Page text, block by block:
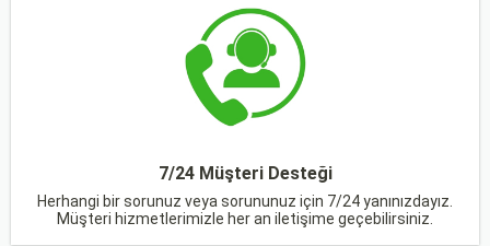
7/24 Müşteri Desteği
Herhangi bir sorunuz veya sorununuz için 7/24 yanınızdayız.
Müşteri hizmetlerimizle her an iletişime geçebilirsiniz.